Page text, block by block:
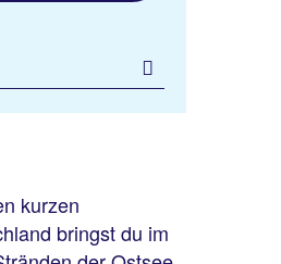
kurzen
bringst du im